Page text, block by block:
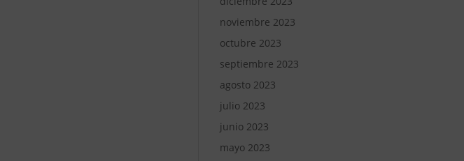
noviembre 2023
octubre 2023
septiembre 2023
agosto 2023
julio 2023
junio 2023
mayo 2023